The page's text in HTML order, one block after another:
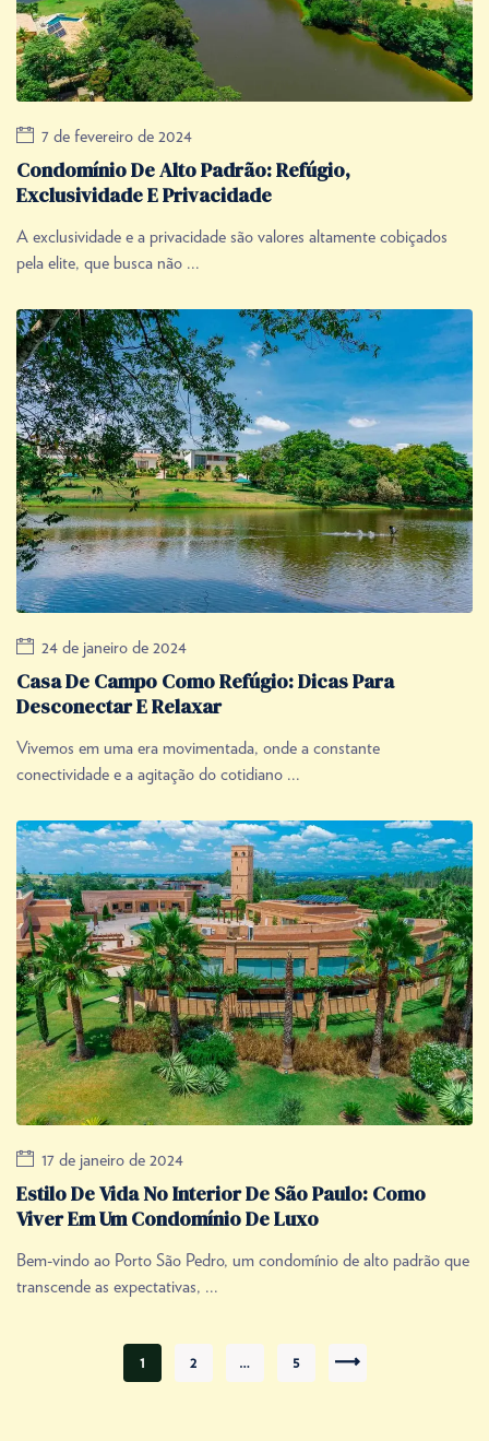
7 de fevereiro de 2024
Condomínio De Alto Padrão: Refúgio,
Exclusividade E Privacidade
A exclusividade e a privacidade são valores altamente cobiçados
pela elite, que busca não ...
24 de janeiro de 2024
Casa De Campo Como Refúgio: Dicas Para
Desconectar E Relaxar
Vivemos em uma era movimentada, onde a constante
conectividade e a agitação do cotidiano ...
17 de janeiro de 2024
Estilo De Vida No Interior De São Paulo: Como
Viver Em Um Condomínio De Luxo
Bem-vindo ao Porto São Pedro, um condomínio de alto padrão que
transcende as expectativas, ...
1 2 … 5